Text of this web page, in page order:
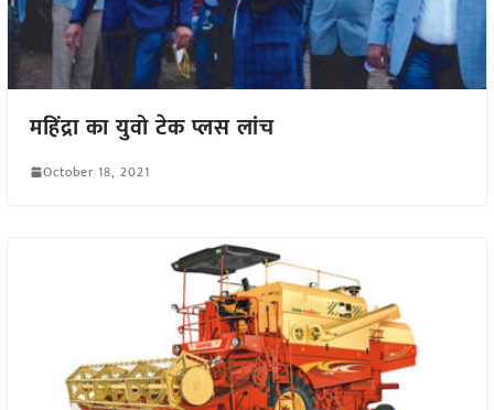
महिंद्रा का युवो टेक प्लस लांच
October 18, 2021